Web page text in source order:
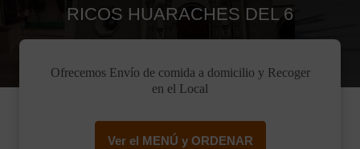
RICOS HUARACHES DEL 6
Ofrecemos Envío de comida a domicilio y Recoger
en el Local
Ver el MENÚ y ORDENAR